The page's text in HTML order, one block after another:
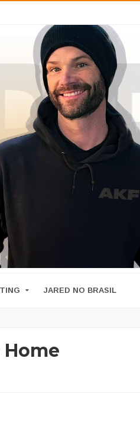
JARED NO BRASIL
Home